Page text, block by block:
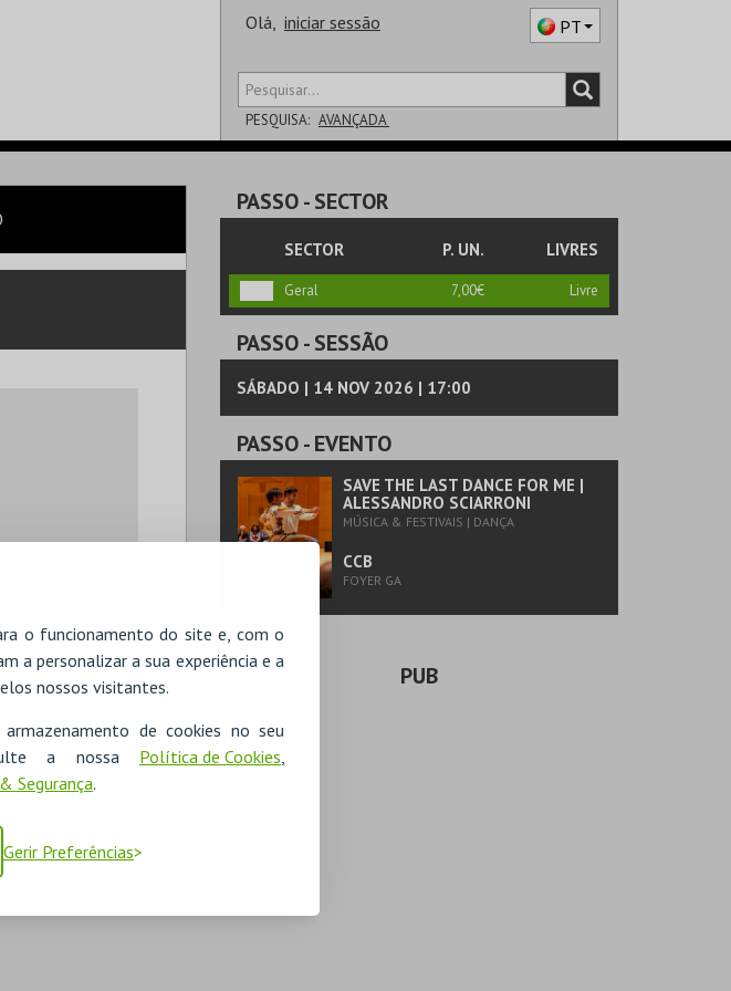
o funcionamento do site e, com o
a personalizar a sua experiência e a
nossos visitantes.
de cookies no seu
a nossa Política de Cookies,
Segurança.
Gerir Preferências
Olá, iniciar sessão PT
PESQUISA: AVANÇADA
PASSO- SECTOR
SECTOR P. UN. LIVRES
Geral 7,00€ Livre
PASSO- SESSÃO
SÁBADO | 14 NOV 2026 | 17:00
PASSO- EVENTO
SAVE THE LAST DANCE FOR ME |
ALESSANDRO SCIARRONI
MÚSICA & FESTIVAIS | DANÇA
CCB
FOYER GA
PUB